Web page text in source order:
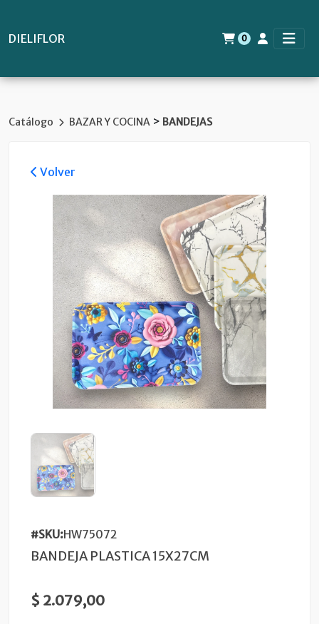
DIELIFLOR 0
Catálogo BAZAR Y COCINA > BANDEJAS
Volver
#SKU:HW75072
BANDEJA PLASTICA 15X27CM
$ 2.079,00